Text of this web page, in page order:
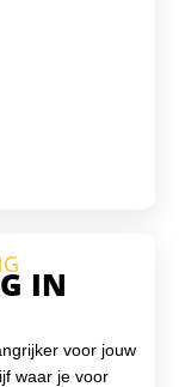
IN
voor jouw
waar je voor